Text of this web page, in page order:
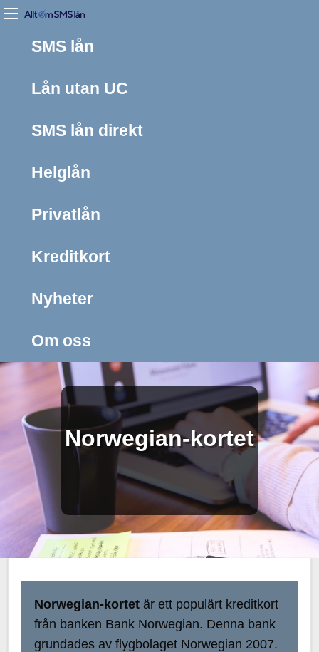
SMS lån
Lån utan UC
SMS lån direkt
Helglån
Privatlån
Kreditkort
Nyheter
Om oss
Norwegian-kortet
Norwegian-kortet är ett populärt kreditkort
från banken Bank Norwegian. Denna bank
grundades av flygbolaget Norwegian 2007.